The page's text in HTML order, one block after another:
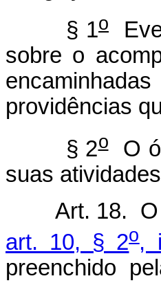
§ 1o
sobre o
providências
§ 2oO
suas
Art. 18. O
art. 10, § 2o,
preenchido